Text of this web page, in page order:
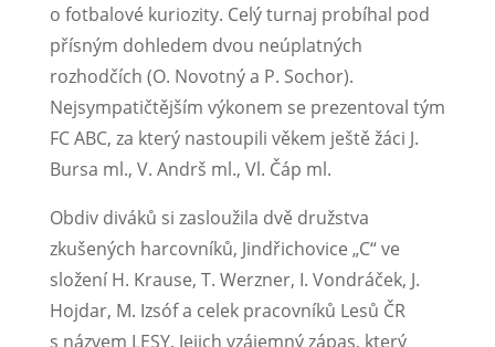
o fotbalové kuriozity. Celý turnaj probíhal pod
přísným dohledem dvou neúplatných
rozhodčích (O. Novotný a P. Sochor).
Nejsympatičtějším výkonem se prezentoval tým
FC ABC, za který nastoupili věkem ještě žáci J.
Bursa ml., V. Andrš ml., Vl. Čáp ml.
Obdiv diváků si zasloužila dvě družstva
zkušených harcovníků, Jindřichovice „C“ ve
složení H. Krause, T. Werzner, I. Vondráček, J.
Hojdar, M. Izsóf a celek pracovníků Lesů ČR
s názvem LESY. Jejich vzájemný zápas, který